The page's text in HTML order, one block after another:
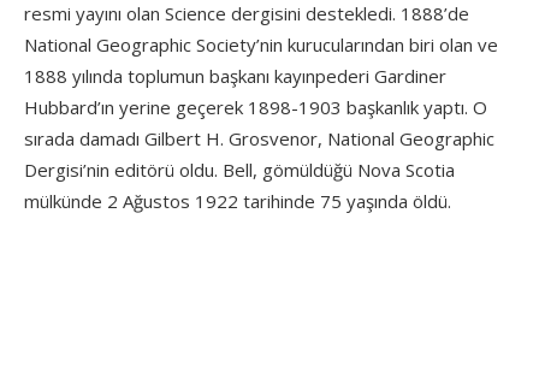
resmi yayını olan Science dergisini destekledi. 1888’de
National Geographic Society’nin kurucularından biri olan ve
1888 yılında toplumun başkanı kayınpederi Gardiner
Hubbard’ın yerine geçerek 1898-1903 başkanlık yaptı. O
sırada damadı Gilbert H. Grosvenor, National Geographic
Dergisi’nin editörü oldu. Bell, gömüldüğü Nova Scotia
mülkünde 2 Ağustos 1922 tarihinde 75 yaşında öldü.